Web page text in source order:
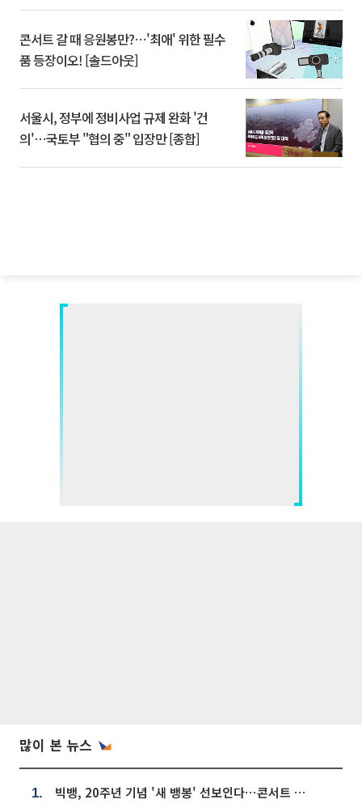
콘서트 갈 때 응원봉만?⋯'최애' 위한 필수
품 등장이오! [솔드아웃]
서울시, 정부에 정비사업 규제 완화 '건
의'⋯국토부 "협의 중" 입장만 [종합]
많이 본 뉴스
1. 빅뱅, 20주년 기념 '새 뱅봉' 선보인다⋯콘서트 앞두고 팝업 개최